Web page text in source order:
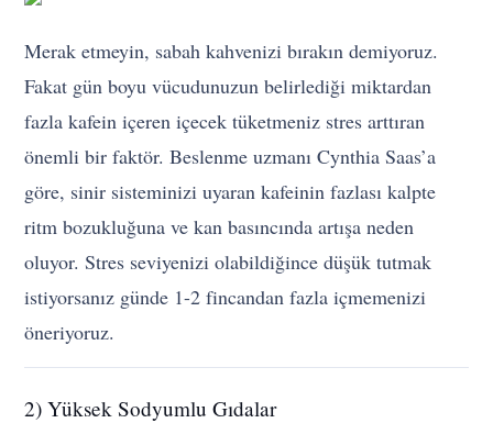
Merak etmeyin, sabah kahvenizi bırakın demiyoruz.
Fakat gün boyu vücudunuzun belirlediği miktardan
fazla kafein içeren içecek tüketmeniz stres arttıran
önemli bir faktör. Beslenme uzmanı Cynthia Saas’a
göre, sinir sisteminizi uyaran kafeinin fazlası kalpte
ritm bozukluğuna ve kan basıncında artışa neden
oluyor. Stres seviyenizi olabildiğince düşük tutmak
istiyorsanız günde 1-2 fincandan fazla içmemenizi
öneriyoruz.
2) Yüksek Sodyumlu Gıdalar